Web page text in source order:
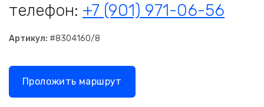
телефон: +7 (901) 971-06-56
Артикул: #8304160/8
Проложить маршрут